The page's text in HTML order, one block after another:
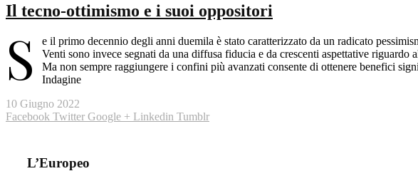
Il tecno-ottimismo e i suoi oppositori
S
e il primo decennio degli anni duemila è stato caratterizzato da un radicato
Venti sono invece segnati da una diffusa fiducia e da crescenti aspettative
Ma non sempre raggiungere i confini più avanzati consente di ottenere benefici
Indagine
10 Giugno 2022
Facebook Twitter Google + Linkedin Tumblr
L’Europeo